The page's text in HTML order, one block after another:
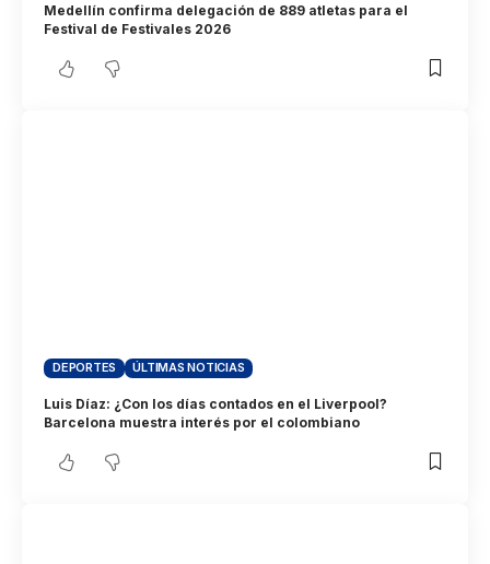
Medellín confirma delegación de 889 atletas para el
Festival de Festivales 2026
DEPORTES ÚLTIMAS NOTICIAS
Luis Díaz: ¿Con los días contados en el Liverpool?
Barcelona muestra interés por el colombiano